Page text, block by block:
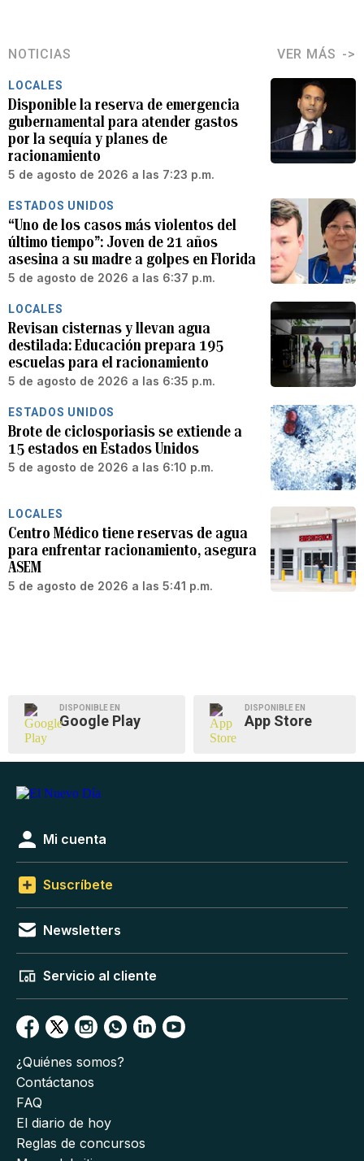
NOTICIAS VER MÁS
LOCALES
Disponible la reserva de emergencia
gubernamental para atender gastos
por la sequía y planes de
racionamiento
5 de agosto de 2026 a las 7:23 p.m.
ESTADOS UNIDOS
“Uno de los casos más violentos del
último tiempo”: Joven de 21 años
asesina a su madre a golpes en Florida
5 de agosto de 2026 a las 6:37 p.m.
LOCALES
Revisan cisternas y llevan agua
destilada: Educación prepara 195
escuelas para el racionamiento
5 de agosto de 2026 a las 6:35 p.m.
ESTADOS UNIDOS
Brote de ciclosporiasis se extiende a
15 estados en Estados Unidos
5 de agosto de 2026 a las 6:10 p.m.
LOCALES
Centro Médico tiene reservas de agua
para enfrentar racionamiento, asegura
ASEM
5 de agosto de 2026 a las 5:41 p.m.
DISPONIBLE EN
Google Play
DISPONIBLE EN
App Store
Mi cuenta
Suscríbete
Newsletters
Servicio al cliente
¿Quiénes somos?
Contáctanos
FAQ
El diario de hoy
Reglas de concursos